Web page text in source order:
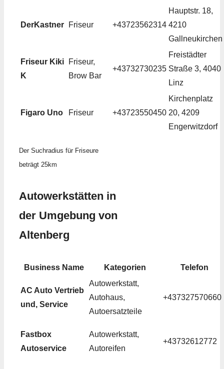
DerKastner Friseur +43723562314
Hauptstr. 18,
4210
Gallneukirchen
Friseur Kiki
K
Friseur,
Brow Bar
+43732730235
Freistädter
Straße 3, 4040
Linz
Figaro Uno Friseur +43723550450
Kirchenplatz
20, 4209
Engerwitzdorf
Der Suchradius für Friseure
beträgt 25km
Autowerkstätten in
der Umgebung von
Altenberg
Business Name Kategorien Telefon
AC Auto Vertrieb
und, Service
Autowerkstatt,
Autohaus,
Autoersatzteile
+437327570660
Fastbox
Autoservice
Autowerkstatt,
Autoreifen
+43732612772